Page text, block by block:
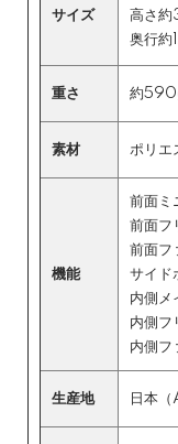
サイズ
高さ約
奥行約
重さ 約
素材 ポリエ
機能
前面ミ
前面フ
前面フ
サイド
内側メ
内側フ
内側フ
生産地 日本